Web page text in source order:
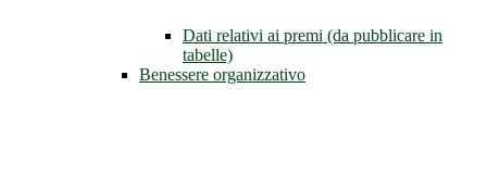
Dati relativi ai premi (da pubblicare in
tabelle)
Benessere organizzativo